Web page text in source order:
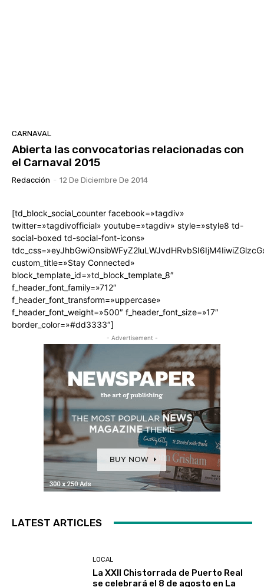
CARNAVAL
Abierta las convocatorias relacionadas con
el Carnaval 2015
Redacción - 12 De Diciembre De 2014
[td_block_social_counter facebook=»tagdiv»
twitter=»tagdivofficial» youtube=»tagdiv» style=»style8 td-
social-boxed td-social-font-icons»
custom_title=»Stay Connected»
block_template_id=»td_block_template_8″
f_header_font_family=»712″
f_header_font_transform=»uppercase»
f_header_font_weight=»500″ f_header_font_size=»17″
border_color=»#dd3333″]
- Advertisement -
LATEST ARTICLES
LOCAL
La XXII Chistorrada de Puerto Real
se celebrará el 8 de agosto en La